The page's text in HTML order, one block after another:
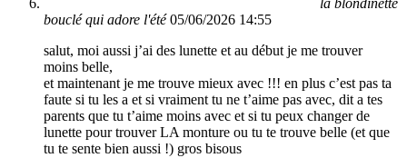
la blondinette
bouclé qui adore l'été 05/06/2026 14:55
salut, moi aussi j’ai des lunette et au début je me trouver
moins belle,
et maintenant je me trouve mieux avec !!! en plus c’est pas ta
faute si tu les a et si vraiment tu ne t’aime pas avec, dit a tes
parents que tu t’aime moins avec et si tu peux changer de
lunette pour trouver LA monture ou tu te trouve belle (et que
tu te sente bien aussi !) gros bisous